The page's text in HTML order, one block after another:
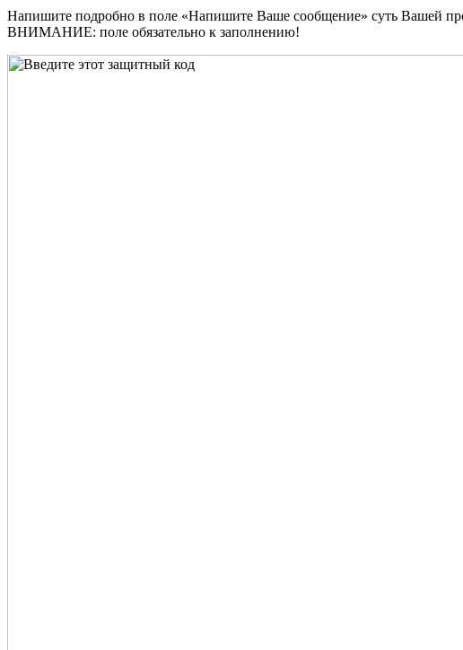
Напишите подробно в поле «Напишите Ваше сообщение» суть Вашей
ВНИМАНИЕ: поле обязательно к заполнению!